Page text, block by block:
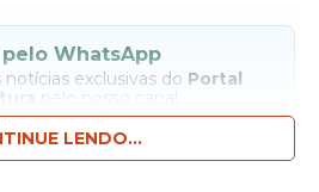
WhatsApp
notícias exclusivas do Portal
pelo nosso canal.
Entrar no canal
LENDO...